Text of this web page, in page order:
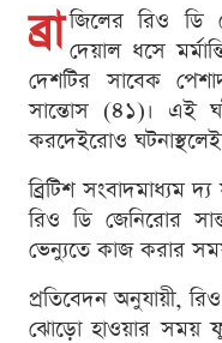
ব্রা জিলের রিও ডি
দেয়াল ধসে
দেশটির সাবেক
সান্তোস (৪১)। এই
করদেইরোও
ব্রিটিশ সংবাদমাধ্যম
রিও ডি জেনিরোর
ভেন্যুতে কাজ করার
প্রতিবেদন অনুযায়ী,
ঝোড়ো হাওয়ার সময়